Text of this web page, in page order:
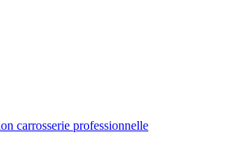
carrosserie professionnelle